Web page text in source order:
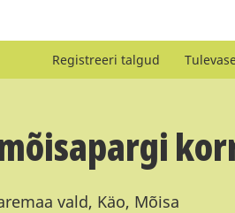
Registreeri talgud
vald, Käo, Mõisa